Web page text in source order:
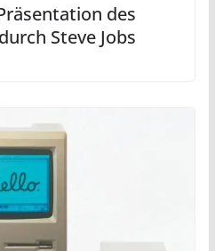
des
Steve Jobs